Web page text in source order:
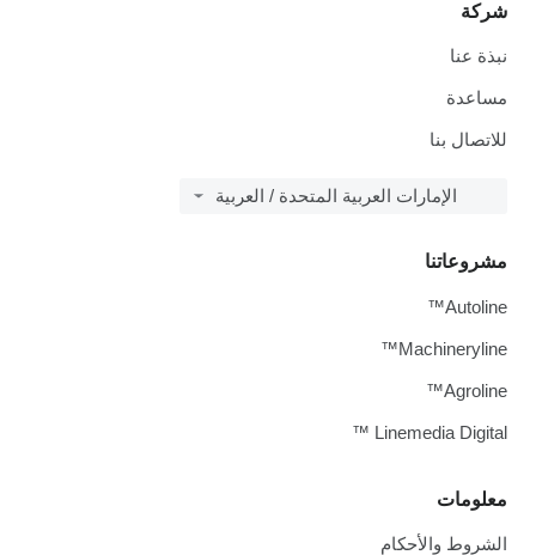
شركة
نبذة عنا
مساعدة
للاتصال بنا
الإمارات العربية المتحدة / العربية
معلومات
الشروط والأحكام
مشروعاتنا
Autoline™
Machineryline™
Agroline™
Linemedia Digital ™